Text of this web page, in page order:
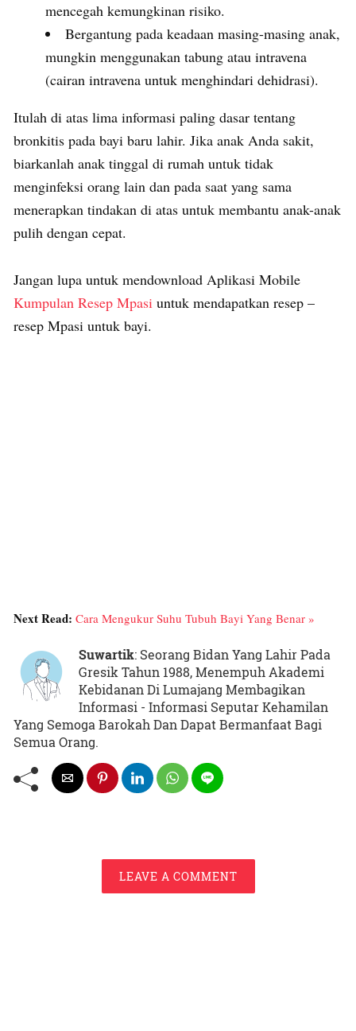
mencegah kemungkinan risiko.
Bergantung pada keadaan masing-masing anak,
mungkin menggunakan tabung atau intravena
(cairan intravena untuk menghindari dehidrasi).
Itulah di atas lima informasi paling dasar tentang
bronkitis pada bayi baru lahir. Jika anak Anda sakit,
biarkanlah anak tinggal di rumah untuk tidak
menginfeksi orang lain dan pada saat yang sama
menerapkan tindakan di atas untuk membantu anak-anak
pulih dengan cepat.
Jangan lupa untuk mendownload Aplikasi Mobile
Kumpulan Resep Mpasi untuk mendapatkan resep –
resep Mpasi untuk bayi.
Next Read: Cara Mengukur Suhu Tubuh Bayi Yang Benar »
Suwartik: Seorang Bidan Yang Lahir Pada
Gresik Tahun 1988, Menempuh Akademi
Kebidanan Di Lumajang Membagikan
Informasi - Informasi Seputar Kehamilan
Yang Semoga Barokah Dan Dapat Bermanfaat Bagi
Semua Orang.
LEAVE A COMMENT